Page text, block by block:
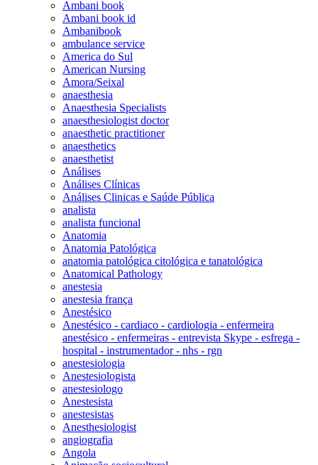
Ambani book
Ambani book id
Ambanibook
ambulance service
America do Sul
American Nursing
Amora/Seixal
anaesthesia
Anaesthesia Specialists
anaesthesiologist doctor
anaesthetic practitioner
anaesthetics
anaesthetist
Análises
Análises Clínicas
Análises Clinicas e Saúde Pública
analista
analista funcional
Anatomia
Anatomia Patológica
anatomia patológica citológica e tanatológica
Anatomical Pathology
anestesia
anestesia frança
Anestésico
Anestésico - cardiaco - cardiologia - enfermeira
anestésico - enfermeiras - entrevista Skype - esfrega -
hospital - instrumentador - nhs - rgn
anestesiologia
Anestesiologista
anestesiologo
Anestesista
anestesistas
Anesthesiologist
angiografia
Angola